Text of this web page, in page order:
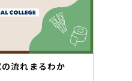
流れまるわか